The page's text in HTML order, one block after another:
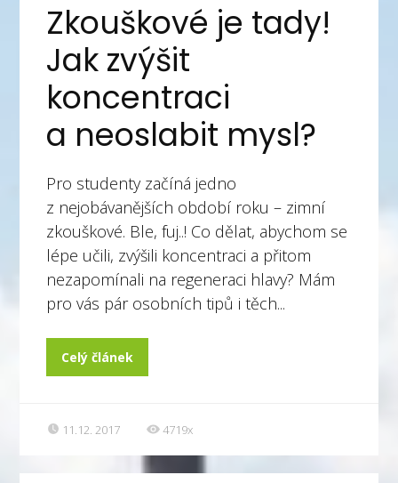
Zkouškové je tady!
Jak zvýšit
koncentraci
a neoslabit mysl?
Pro studenty začíná jedno
z nejobávanějších období roku – zimní
zkouškové. Ble, fuj..! Co dělat, abychom se
lépe učili, zvýšili koncentraci a přitom
nezapomínali na regeneraci hlavy? Mám
pro vás pár osobních tipů i těch...
Celý článek
11.12. 2017 4719x